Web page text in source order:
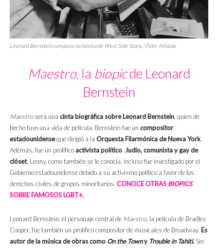
Leonard Bernstein compuso la música de West Side Story./ Foto: Infobae
Maestro, la biopicde Leonard
Bernstein
Maestroserá una cinta biográfica sobre Leonard Bernstein, quien de
hecho tuvo una vida de película. Bernstein fue un compositor
estadounidenseque dirigió a la Orquesta Filarmónica de Nueva York.
Además, fue un prolífico activista político. Judío, comunista y gay de
clóset, Lenny, como también se le conocía, incluso fue investigado por el
Gobierno estadounidense debido a su activismo político a favor de los
derechos civiles de grupos minoritarios. CONOCE OTRAS BIOPICS
SOBRE FAMOSOS LGBT+.
Leonard Bernstein, el personaje central de Maestro, la película de Bradley
Cooper, fue también un prolífico compositor de musicales de Broadway. Es
autor de la música de obras como On the Towny Trouble in Tahiti. Sin